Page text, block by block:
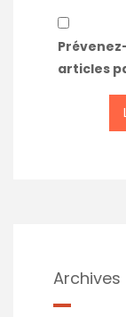
articles
Archives